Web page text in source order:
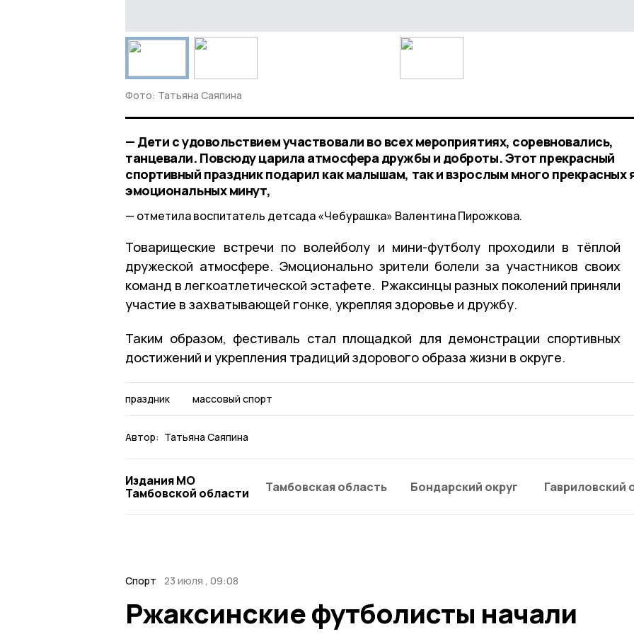
Фото: Татьяна Саяпина
— Дети с удовольствием участвовали во всех мероприятиях, соревновались,
танцевали. Повсюду царила атмосфера дружбы и доброты. Этот прекрасный
спортивный праздник подарил как малышам, так и взрослым много прекрасных
эмоциональных минут,
отметила воспитатель детсада «Чебурашка» Валентина Пирожкова.
Товарищеские встречи по волейболу и мини-футболу проходили в тёплой
дружеской атмосфере. Эмоционально зрители болели за участников своих
команд в легкоатлетической эстафете. Ржаксинцы разных поколений приняли
участие в захватывающей гонке, укрепляя здоровье и дружбу.
Таким образом, фестиваль стал площадкой для демонстрации спортивных
достижений и укрепления традиций здорового образа жизни в округе.
праздник массовый спорт
Автор: Татьяна Саяпина
Издания МО
Тамбовской области
Тамбовская область Бондарский округ Гавриловский
Спорт 23 июля , 09:08
Ржаксинские футболисты начали